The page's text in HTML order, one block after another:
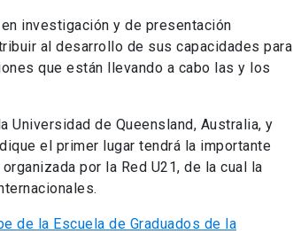
investigación y de presentación
al desarrollo de sus capacidades para
que están llevando a cabo las y los
Universidad de Queensland, Australia, y
el primer lugar tendrá la importante
por la Red U21, de la cual la
de la Escuela de Graduados de la